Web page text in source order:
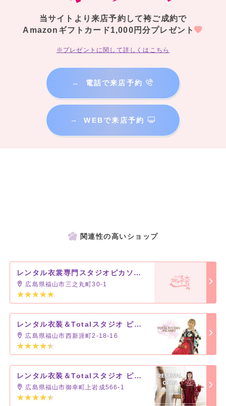
当サイトより来店予約して袴ご成約で
Amazonギフトカード1,000円分プレゼント
※プレゼントに関して詳しくはこちら
→ 電話で来店予約
→ WEBで来店予約
関連性の高いショップ
レンタル衣裳専門スタジオピカソ さんすて店
広島県福山市三之丸町30-1
レンタル衣装＆Totalスタジオ ピカソ 福山新涯店
広島県福山市西新涯町2-18-16
レンタル衣装＆Totalスタジオ ピカソ ビッグローズ前店
広島県福山市御幸町上岩成566-1